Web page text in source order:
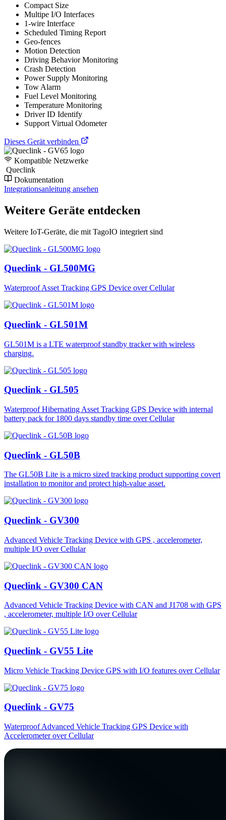
Compact Size
Multipe I/O Interfaces
1-wire Interface
Scheduled Timing Report
Geo-fences
Motion Detection
Driving Behavior Monitoring
Crash Detection
Power Supply Monitoring
Tow Alarm
Fuel Level Monitoring
Temperature Monitoring
Driver ID Identify
Support Virtual Odometer
Dieses Gerät verbinden
Kompatible Netzwerke
Queclink
Dokumentation
Integrationsanleitung ansehen
Weitere Geräte entdecken
Weitere IoT-Geräte, die mit TagoIO integriert sind
Queclink - GL500MG
Waterproof Asset Tracking GPS Device over Cellular
Queclink - GL501M
GL501M is a LTE waterproof standby tracker with wireless
charging.
Queclink - GL505
Waterproof Hibernating Asset Tracking GPS Device with internal
battery pack for 1800 days standby time over Cellular
Queclink - GL50B
The GL50B Lite is a micro sized tracking product supporting covert
installation to monitor and protect high-value asset.
Queclink - GV300
Advanced Vehicle Tracking Device with GPS , accelerometer,
multiple I/O over Cellular
Queclink - GV300 CAN
Advanced Vehicle Tracking Device with CAN and J1708 with GPS
, accelerometer, multiple I/O over Cellular
Queclink - GV55 Lite
Micro Vehicle Tracking Device GPS with I/O features over Cellular
Queclink - GV75
Waterproof Advanced Vehicle Tracking GPS Device with
Accelerometer over Cellular